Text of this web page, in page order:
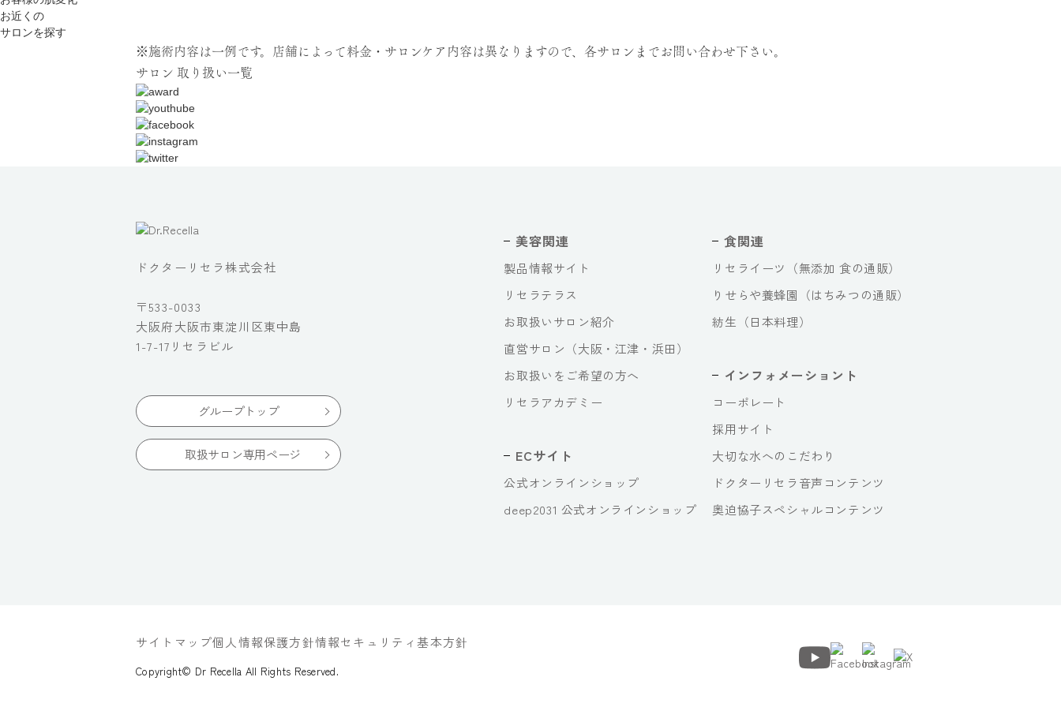
お近くの
サロンを探す
※施術内容は一例です。店舗によって料金・サロンケア内容は異なりますので、各サロンまでお問い合わせ下さい。
サロン 取り扱い一覧
ドクターリセラ株式会社
〒533-0033
大阪府大阪市東淀川区東中島
1-7-17リセラビル
グループトップ
取扱サロン専用ページ
美容関連
製品情報サイト
リセラテラス
お取扱いサロン紹介
直営サロン（大阪・江津・浜田）
お取扱いをご希望の方へ
リセラアカデミー
ECサイト
公式オンラインショップ
deep2031 公式オンラインショップ
食関連
リセライーツ（無添加 食の通販）
りせらや養蜂園（はちみつの通販）
紡生（日本料理）
インフォメーショント
コーポレート
採用サイト
大切な水へのこだわり
ドクターリセラ音声コンテンツ
奥迫協子スペシャルコンテンツ
サイトマップ個人情報保護方針情報セキュリティ基本方針
Copyright© Dr Recella All Rights Reserved.